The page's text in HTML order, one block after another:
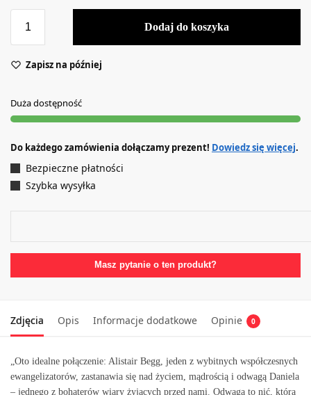
Dodaj do koszyka
Zapisz na później
Duża dostępność
Do każdego zamówienia dołączamy prezent! Dowiedz się więcej.
Bezpieczne płatności
Szybka wysyłka
Masz pytanie o ten produkt?
Zdjęcia Opis Informacje dodatkowe Opinie 0
„Oto idealne połączenie: Alistair Begg, jeden z wybitnych współczesnych
ewangelizatorów, zastanawia się nad życiem, mądrością i odwagą Daniela
– jednego z bohaterów wiary żyjących przed nami. Odwaga to nić, która